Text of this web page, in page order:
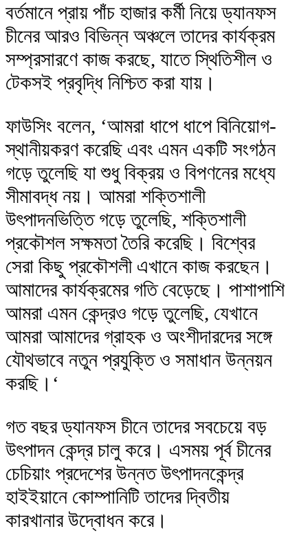
বর্তমানে প্রায় পাঁচ হাজার কর্মী নিয়ে ড্যানফস
চীনের আরও বিভিন্ন অঞ্চলে তাদের কার্যক্রম
সম্প্রসারণে কাজ করছে, যাতে স্থিতিশীল ও
টেকসই প্রবৃদ্ধি নিশ্চিত করা যায়।
ফাউসিং বলেন, ‘আমরা ধাপে ধাপে বিনিয়োগ-
স্থানীয়করণ করেছি এবং এমন একটি সংগঠন
গড়ে তুলেছি যা শুধু বিক্রয় ও বিপণনের মধ্যে
সীমাবদ্ধ নয়। আমরা শক্তিশালী
উৎপাদনভিত্তি গড়ে তুলেছি, শক্তিশালী
প্রকৌশল সক্ষমতা তৈরি করেছি। বিশ্বের
সেরা কিছু প্রকৌশলী এখানে কাজ করছেন।
আমাদের কার্যক্রমের গতি বেড়েছে। পাশাপাশি
আমরা এমন কেন্দ্রও গড়ে তুলেছি, যেখানে
আমরা আমাদের গ্রাহক ও অংশীদারদের সঙ্গে
যৌথভাবে নতুন প্রযুক্তি ও সমাধান উন্নয়ন
করছি।‘
গত বছর ড্যানফস চীনে তাদের সবচেয়ে বড়
উৎপাদন কেন্দ্র চালু করে। এসময় পূর্ব চীনের
চেচিয়াং প্রদেশের উন্নত উৎপাদনকেন্দ্র
হাইইয়ানে কোম্পানিটি তাদের দ্বিতীয়
কারখানার উদ্বোধন করে।